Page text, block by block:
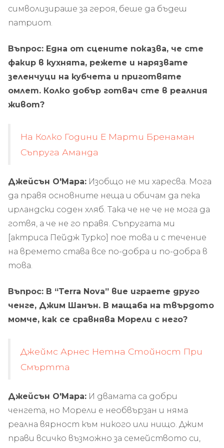
символизираше за героя, беше да бъдеш
патриот.
Въпрос: Една от сцените показва, че сте
факир в кухнята, режете и нарязвате
зеленчуци на кубчета и приготвяте
омлет. Колко добър готвач сте в реалния
живот?
На Колко Години Е Марти Бренаман
Съпруга Аманда
Джейсън О'Мара: Изобщо не ми харесва. Мога
да правя основните неща и обичам да пека
ирландски соден хляб. Така че не че не мога да
готвя, а че не го правя. Съпругата ми
[актриса Пейдж Турко] пое това и с течение
на времето става все по-добра и по-добра в
това.
Въпрос: В “Terra Nova” вие играете друго
ченге, Джим Шанън. В мащаба на твърдото
момче, как се сравнява Морели с него?
Джеймс Арнес Нетна Стойност При
Смъртта
Джейсън О'Мара: И двамата са добри
ченгета, но Морели е необвързан и няма
реална вярност към никого или нищо. Джим
прави всичко възможно за семейството си,